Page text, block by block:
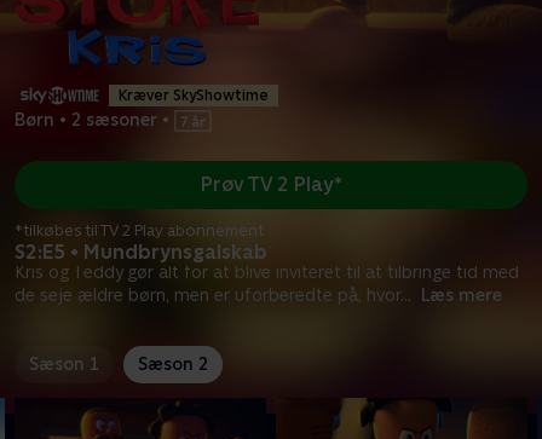
Kræver SkyShowtime
Børn • 2 sæsoner •
S2:E5 • Mundbrynsgalskab
Kris og Teddy gør alt for at blive inviteret til at tilbringe tid med
de seje ældre børn, men er uforberedte på, hvor... Læs mere
Prøv TV 2 Play*
*tilkøbes til TV 2 Play abonnement
Sæson 1 Sæson 2